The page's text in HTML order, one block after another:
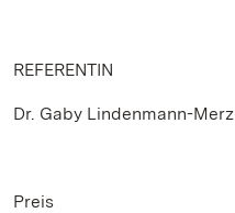
REFERENTIN
Dr. Gaby Lindenmann-Merz
Preis